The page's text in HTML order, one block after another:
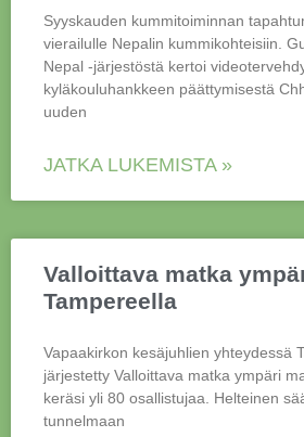
Syyskauden kummitoiminnan
vierailulle Nepalin kummikohteisiin.
Nepal -järjestöstä kertoi
kyläkouluhankkeen päättymisestä
uuden
JATKA LUKEMISTA »
Valloittava matka
Tampereella
Vapaakirkon kesäjuhlien yhteydessä
järjestetty Valloittava matka ympäri
keräsi yli 80 osallistujaa. Helteinen
tunnelmaan